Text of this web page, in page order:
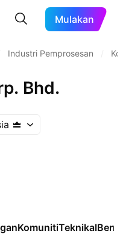
Mulakan
Industri Pemprosesan
Bhd.
KomunitiTeknikal